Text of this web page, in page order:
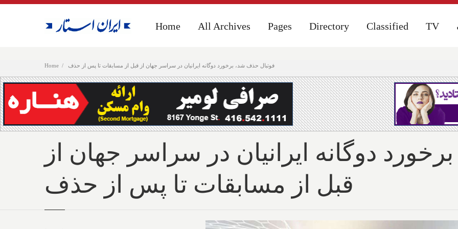
Home فوتبال حذف شد، برخورد دوگانه ایرانیان در سراسر جهان از قبل از مسابقات تا پس از حذف
Home All Archives Pages Directory Classified TV
Home All Archives Pages Directory Classified TV
دوگانه ایرانیان در سراسر جهان از
قبل از مسابقات تا پس از حذف